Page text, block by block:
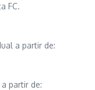
FC.
a partir de:
partir de: